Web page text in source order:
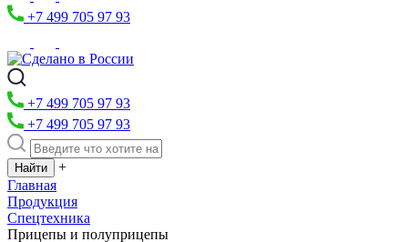
+7 499 705 97 93
+7 499 705 97 93
+7 499 705 97 93
+
Главная
Продукция
Спецтехника
Прицепы и полуприцепы